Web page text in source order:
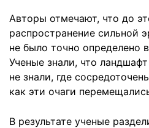
Авторы отмечают, что до
распространение сильной
не было точно определено
Ученые знали, что
не знали, где
как эти очаги
В результате ученые